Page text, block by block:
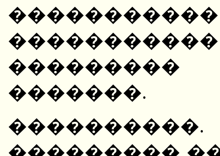
���������
�������.